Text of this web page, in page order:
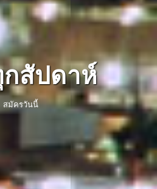
สัปดาห์
สมัครวันนี้